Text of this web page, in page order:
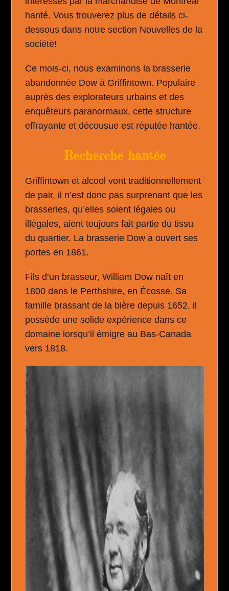
hanté. Vous trouverez plus de détails ci-
dessous dans notre section Nouvelles de la
société!
Ce mois-ci, nous examinons la brasserie
abandonnée Dow à Griffintown. Populaire
auprès des explorateurs urbains et des
enquêteurs paranormaux, cette structure
effrayante et décousue est réputée hantée.
Recherche hantée
Griffintown et alcool vont traditionnellement
de pair, il n’est donc pas surprenant que les
brasseries, qu’elles soient légales ou
illégales, aient toujours fait partie du tissu
du quartier. La brasserie Dow a ouvert ses
portes en 1861.
Fils d’un brasseur, William Dow naît en
1800 dans le Perthshire, en Écosse. Sa
famille brassant de la bière depuis 1652, il
possède une solide expérience dans ce
domaine lorsqu’il émigre au Bas-Canada
vers 1818.